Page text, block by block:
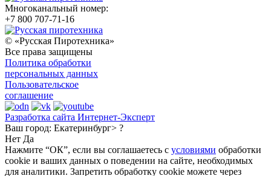
Многоканальный номер:
+7 800 707-71-16
© «Русская Пиротехника»
Все права защищены
Политика обработки
персональных данных
Пользовательское
соглашение
Разработка сайта Интернет-Эксперт
Ваш город: Екатеринбург> ?
Нет Да
Нажмите “ОК”, если вы соглашаетесь с условиями обработки
cookie и ваших данных о поведении на сайте, необходимых
для аналитики. Запретить обработку cookie можете через